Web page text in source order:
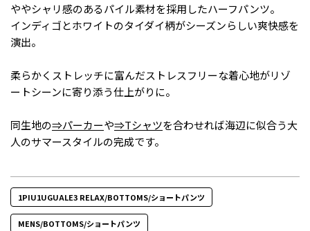
ややシャリ感のあるパイル素材を採用したハーフパンツ。
インディゴとホワイトのタイダイ柄がシーズンらしい爽快感を
演出。
柔らかくストレッチに富んだストレスフリーな着心地がリゾ
ートシーンに寄り添う仕上がりに。
同生地の⇒パーカーや⇒Tシャツを合わせれば海辺に似合う大
人のサマースタイルの完成です。
1PIU1UGUALE3 RELAX/BOTTOMS/ショートパンツ
MENS/BOTTOMS/ショートパンツ